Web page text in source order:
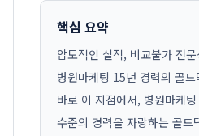
핵심 요약
압도적인 실적, 비교불가 전
병원마케팅 15년 경력의 골
바로 이 지점에서, 병원마케
수준의 경력을 자랑하는 골드